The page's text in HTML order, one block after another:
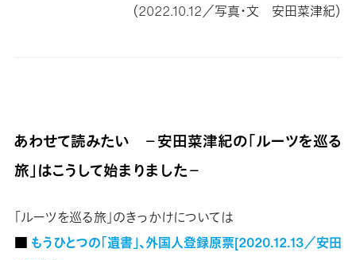
（2022.10.12／写真・文 安田菜津紀）
あわせて読みたい －安田菜津紀の「ルーツを巡る
旅」はこうして始まりました－
「ルーツを巡る旅」のきっかけについては
■ もうひとつの「遺書」、外国人登録原票[2020.12.13／安田